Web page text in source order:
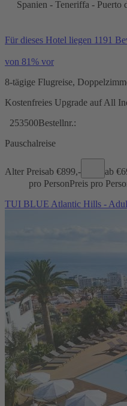
Spanien - Teneriffa - Puerto
Für dieses Hotel liegen 1191
von 81% vor
8-tägige Flugreise,
Kostenfreies Upgrade auf All
253500Bestellnr.:
Pauschalreise
Alter Preisab €899,- ab €
pro PersonPreis pro
TUI BLUE Atlantic Hills -